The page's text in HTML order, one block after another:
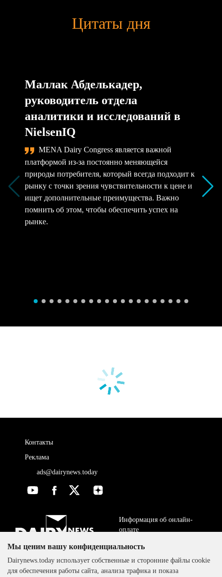
Цитаты дня
Маллак Абделькадер,
руководитель отдела
аналитики и исследований в
NielsenIQ
MENA Dairy Congress является важной
платформой из-за постоянно меняющейся
природы потребителя, который всегда подходит к
рынку с точки зрения чувствительности к цене и
ищет дополнительные преимущества. Важно
помнить об этом, чтобы обеспечить успех на
рынке.
Контакты
Реклама
ads@dairynews.today
The DairyNews, все права
защищены, 2000-2024
Информация об онлайн-
оплате
ДОГОВОР-ОФЕРТА
Политика
конфиденциальности
Мы ценим вашу конфиденциальность
Dairynews.today использует собственные и сторонние файлы cookie
для обеспечения работы сайта, анализа трафика и показа